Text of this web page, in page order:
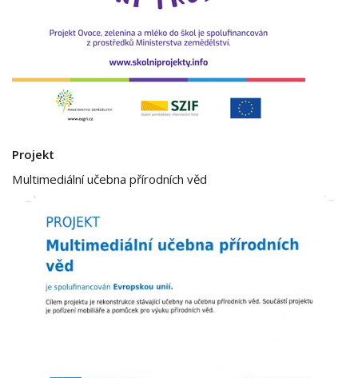
Projekt
Multimediální učebna přírodních věd